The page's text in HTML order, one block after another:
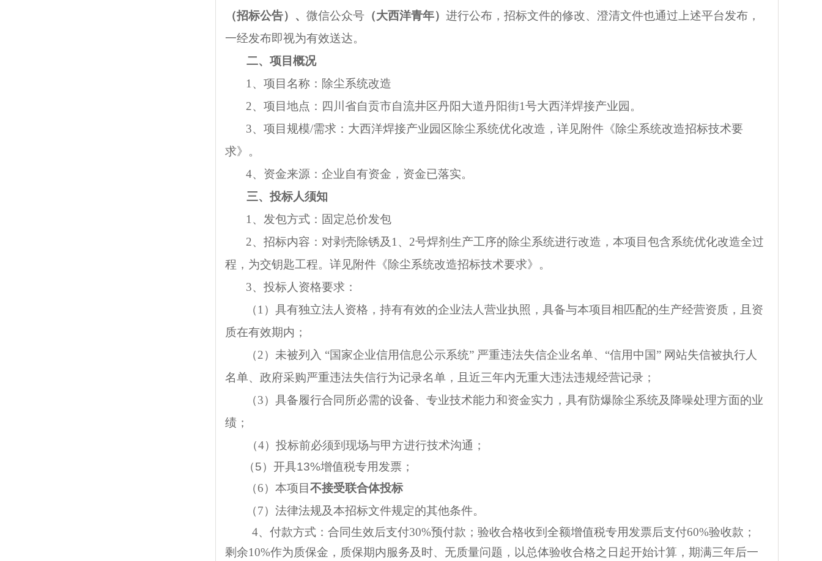
（招标公告）、 微信公众号 （大西洋青年） 进行公布，招标文件的修改、澄清文件也通过上述平台发布，
一经发布即视为有效送达。
二、项目概况
1、项目名称：除尘系统改造
2、项目地点：四川省自贡市自流井区丹阳大道丹阳街1号大西洋焊接产业园。
3、项目规模/需求：大西洋焊接产业园区除尘系统优化改造，详见附件《除尘系统改造招标技术要
求》。
4、资金来源：企业自有资金，资金已落实。
三、投标人须知
1、发包方式：固定总价发包
2、招标内容：对剥壳除锈及1、2号焊剂生产工序的除尘系统进行改造，本项目包含系统优化改造全过
程，为交钥匙工程。详见附件《除尘系统改造招标技术要求》。
3、投标人资格要求：
（1）具有独立法人资格，持有有效的企业法人营业执照，具备与本项目相匹配的生产经营资质，且资
质在有效期内；
（2）未被列入 “国家企业信用信息公示系统” 严重违法失信企业名单、“信用中国” 网站失信被执行人
名单、政府采购严重违法失信行为记录名单，且近三年内无重大违法违规经营记录；
（3）具备履行合同所必需的设备、专业技术能力和资金实力，具有防爆除尘系统及降噪处理方面的业
绩；
（4）投标前必须到现场与甲方进行技术沟通；
（5）开具13%增值税专用发票；
（6）本项目 不接受联合体投标
（7）法律法规及本招标文件规定的其他条件。
4、付款方式：合同生效后支付30%预付款；验收合格收到全额增值税专用发票后支付60%验收款；
剩余10%作为质保金，质保期内服务及时、无质量问题，以总体验收合格之日起开始计算，期满三年后一